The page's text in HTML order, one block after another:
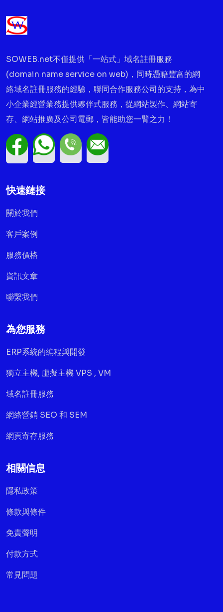
SOWEB.net不僅提供「一站式」域名註冊服務
(domain name service on web)，同時憑藉豐富的網
絡域名註冊服務的經驗，聯同合作服務公司的支持，為中
小企業經營業務提供夥伴式服務，從網站製作、網站寄
存、網站推廣及公司電郵，皆能助您一臂之力！
快速鏈接
關於我們
客戶案例
服務價格
資訊文章
聯繫我們
為您服務
ERP系統的編程與開發
獨立主機, 虛擬主機 VPS , VM
域名註冊服務
網絡營銷 SEO 和 SEM
網頁寄存服務
相關信息
隱私政策
條款與條件
免責聲明
付款方式
常見問題